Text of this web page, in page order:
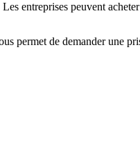
entreprises peuvent
permet de demander une